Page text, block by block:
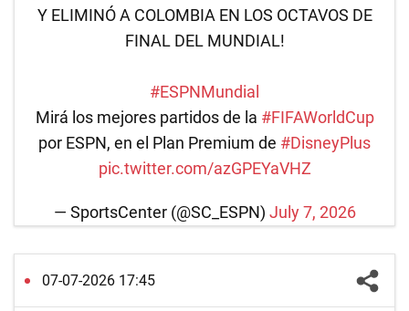
Y ELIMINÓ A COLOMBIA EN LOS OCTAVOS DE
FINAL DEL MUNDIAL!
#ESPNMundial
Mirá los mejores partidos de la #FIFAWorldCup
por ESPN, en el Plan Premium de #DisneyPlus
pic.twitter.com/azGPEYaVHZ
— SportsCenter (@SC_ESPN) July 7, 2026
07-07-2026 17:45